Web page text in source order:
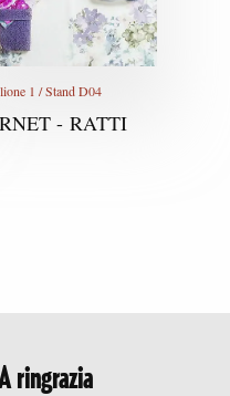
1 / Stand D04
- RATTI
ringrazia